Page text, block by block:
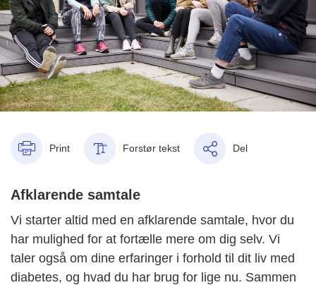
Print Forstør tekst Del
Afklarende samtale
Vi starter altid med en afklarende samtale, hvor du
har mulighed for at fortælle mere om dig selv. Vi
taler også om dine erfaringer i forhold til dit liv med
diabetes, og hvad du har brug for lige nu. Sammen